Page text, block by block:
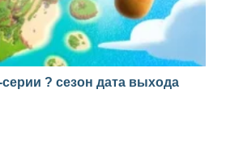
? сезон дата выхода